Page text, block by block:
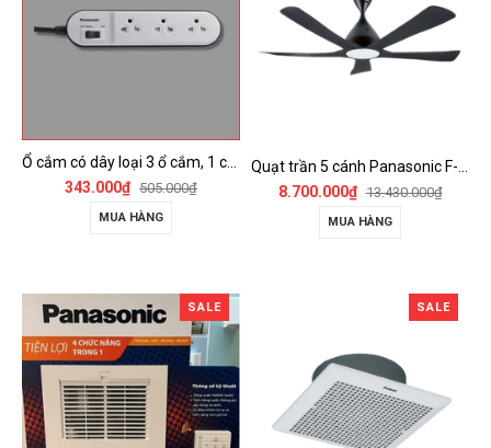
343.000₫ 505.000₫
MUA HÀNG
Quạt trần 5 cánh Panasonic F-60DGN có đèn LED và kết nối Wireless
8.700.000₫ 13.430.000₫
MUA HÀNG
SALE SALE